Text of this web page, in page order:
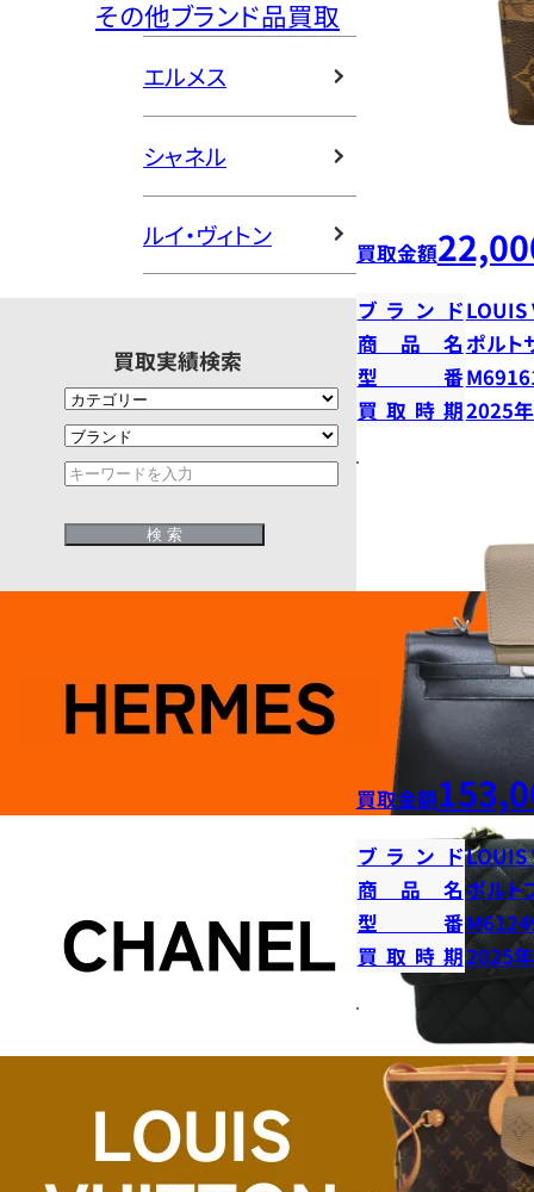
その他ブランド品買取
エルメス
シャネル
ルイ・ヴィトン
買取実績検索
買取金額
ブランドLOUIS
商品名ポルト
型番
買取時期2025
買取金額
ブランドLOUIS
商品名ポルト
型番
買取時期2025